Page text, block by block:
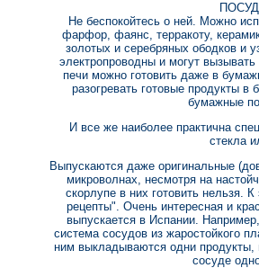
Не беспокойтесь о ней. Можно
фарфор, фаянс, терракоту,
золотых и серебряных ободков и
электропроводны и могут
печи можно готовить даже в
разогревать готовые продукты
бумажные
И все же наиболее практична
стекла
Выпускаются даже оригинальные
микроволнах, несмотря на
скорлупе в них готовить
рецепты". Очень интересная и
выпускается в Испании.
система сосудов из жаростойкого
ним выкладываются одни продукты,
сосуде